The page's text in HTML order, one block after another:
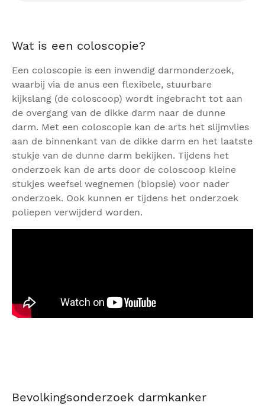
Wat is een coloscopie?
Een coloscopie is een inwendig darmonderzoek,
waarbij via de anus een flexibele, stuurbare
kijkslang (de coloscoop) wordt ingebracht tot aan
de overgang van de dikke darm naar de dunne
darm. Met een coloscopie kan de arts het slijmvlies
aan de binnenkant van de dikke darm en het laatste
stukje van de dunne darm bekijken. Tijdens het
onderzoek kan de arts door de coloscoop kleine
stukjes weefsel wegnemen (biopsie) voor nader
onderzoek. Ook kunnen er tijdens het onderzoek
poliepen verwijderd worden.
Bevolkingsonderzoek darmkanker